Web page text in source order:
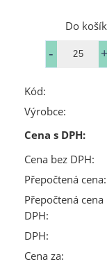
Do
Kód:
Výrobce:
Cena s DPH:
Cena bez DPH:
Přepočtená cena:
Přepočtená cena
DPH:
DPH:
Cena za: